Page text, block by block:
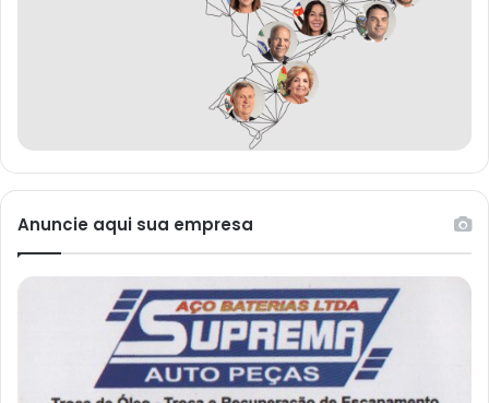
Anuncie aqui sua empresa